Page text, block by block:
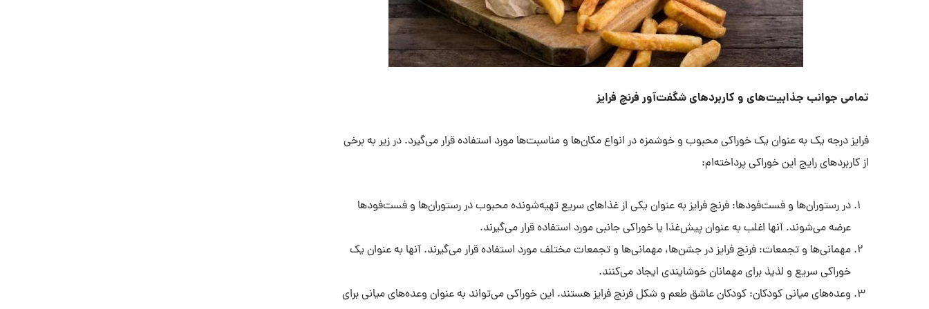
تمامی جوانب جذابیت‌های و کاربردهای شگفت‌آور فرنچ فرایز
فرایز درجه یک به عنوان یک خوراکی محبوب و خوشمزه در انواع مکان‌ها و مناسبت‌ها مورد استفاده قرار می‌گیرد. در زیر به برخی
از کاربردهای رایج این خوراکی پرداخته‌ام:
در رستوران‌ها و فست‌فودها: فرنچ فرایز به عنوان یکی از غذاهای سریع تهیه‌شونده محبوب در رستوران‌ها و فست‌فودها
عرضه می‌شوند. آنها اغلب به عنوان پیش‌غذا یا خوراکی جانبی مورد استفاده قرار می‌گیرند.
مهمانی‌ها و تجمعات: فرنچ فرایز در جشن‌ها، مهمانی‌ها و تجمعات مختلف مورد استفاده قرار می‌گیرند. آنها به عنوان یک
خوراکی سریع و لذیذ برای مهمانان خوشایندی ایجاد می‌کنند.
وعده‌های میانی کودکان: کودکان عاشق طعم و شکل فرنچ فرایز هستند. این خوراکی می‌تواند به عنوان وعده‌های میانی برای